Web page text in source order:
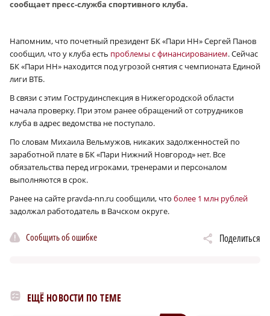
сообщает пресс-служба спортивного клуба.
Напомним, что почетный президент БК «Пари НН» Сергей Панов
сообщил, что у клуба есть проблемы с финансированием. Сейчас
БК «Пари НН» находится под угрозой снятия с чемпионата Единой
лиги ВТБ.
В связи с этим Гострудинспекция в Нижегородской области
начала проверку. При этом ранее обращений от сотрудников
клуба в адрес ведомства не поступало.
По словам Михаила Вельмужов, никаких задолженностей по
заработной плате в БК «Пари Нижний Новгород» нет. Все
обязательства перед игроками, тренерами и персоналом
выполняются в срок.
Ранее на сайте pravda-nn.ru сообщили, что более 1 млн рублей
задолжал работодатель в Вачском округе.
Сообщить об ошибке Поделиться
ЕЩЁ НОВОСТИ ПО ТЕМЕ